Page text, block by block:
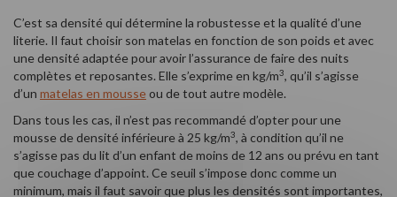
C’est sa densité qui détermine la robustesse et la qualité d’une
literie. Il faut choisir son matelas en fonction de son poids et avec
une densité adaptée pour avoir l’assurance de faire des nuits
complètes et reposantes. Elle s’exprime en kg/m3, qu’il s’agisse
d’un matelas en mousseou de tout autre modèle.
Dans tous les cas, il n’est pas recommandé d’opter pour une
mousse de densité inférieure à 25 kg/m3, à condition qu’il ne
s’agisse pas du lit d’un enfant de moins de 12 ans ou prévu en tant
que couchage d’appoint. Ce seuil s’impose donc comme un
minimum, mais il faut savoir que plus les densités sont importantes,